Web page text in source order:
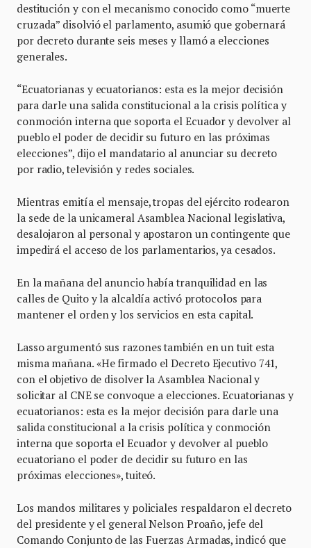
destitución y con el mecanismo conocido como “muerte
cruzada” disolvió el parlamento, asumió que gobernará
por decreto durante seis meses y llamó a elecciones
generales.
“Ecuatorianas y ecuatorianos: esta es la mejor decisión
para darle una salida constitucional a la crisis política y
conmoción interna que soporta el Ecuador y devolver al
pueblo el poder de decidir su futuro en las próximas
elecciones”, dijo el mandatario al anunciar su decreto
por radio, televisión y redes sociales.
Mientras emitía el mensaje, tropas del ejército rodearon
la sede de la unicameral Asamblea Nacional legislativa,
desalojaron al personal y apostaron un contingente que
impedirá el acceso de los parlamentarios, ya cesados.
En la mañana del anuncio había tranquilidad en las
calles de Quito y la alcaldía activó protocolos para
mantener el orden y los servicios en esta capital.
Lasso argumentó sus razones también en un tuit esta
misma mañana. «He firmado el Decreto Ejecutivo 741,
con el objetivo de disolver la Asamblea Nacional y
solicitar al CNE se convoque a elecciones. Ecuatorianas y
ecuatorianos: esta es la mejor decisión para darle una
salida constitucional a la crisis política y conmoción
interna que soporta el Ecuador y devolver al pueblo
ecuatoriano el poder de decidir su futuro en las
próximas elecciones», tuiteó.
Los mandos militares y policiales respaldaron el decreto
del presidente y el general Nelson Proaño, jefe del
Comando Conjunto de las Fuerzas Armadas, indicó que